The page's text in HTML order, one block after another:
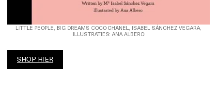
LITTLE PEOPLE, BIG DREAMS COCO CHANEL, ISABEL SÁNCHEZ VEGARA,
ILLUSTRATIES: ANA ALBERO
SHOP HIER